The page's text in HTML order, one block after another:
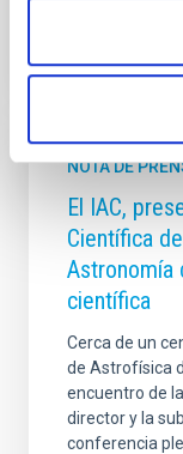
NOTA DE
El IAC,
Científica
Astronomía
científica
Cerca de un
de Astrofísica
encuentro de
director y la
conferencia